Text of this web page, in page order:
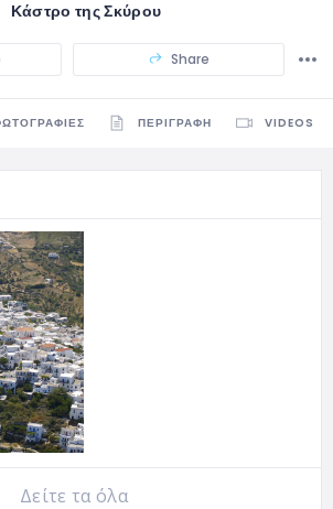
Κάστρο της Σκύρου
Share
ΠΕΡΙΓΡΑΦΉ VIDEOS
Δείτε τα όλα